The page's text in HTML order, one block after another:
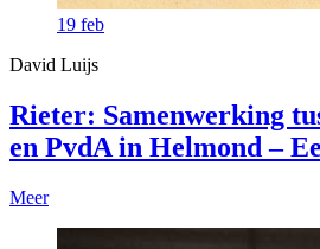
19 feb
David Luijs
Rieter: Samenwerking
en PvdA in Helmond –
Meer